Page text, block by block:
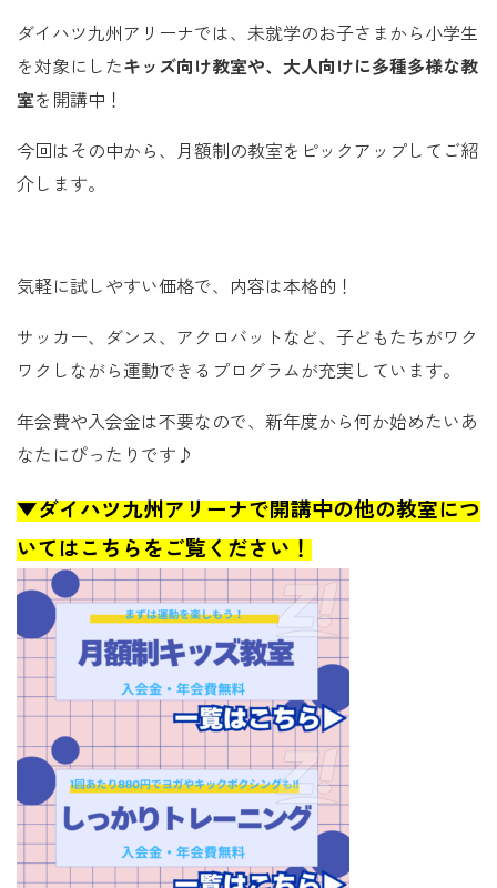
ダイハツ九州アリーナでは、未就学のお子さまから小学生
を対象にしたキッズ向け教室や、大人向けに多種多様な教
室を開講中！
今回はその中から、月額制の教室をピックアップしてご紹
介します。
気軽に試しやすい価格で、内容は本格的！
サッカー、ダンス、アクロバットなど、子どもたちがワク
ワクしながら運動できるプログラムが充実しています。
年会費や入会金は不要なので、新年度から何か始めたいあ
なたにぴったりです♪
▼ダイハツ九州アリーナで開講中の他の教室につ
いてはこちらをご覧ください！